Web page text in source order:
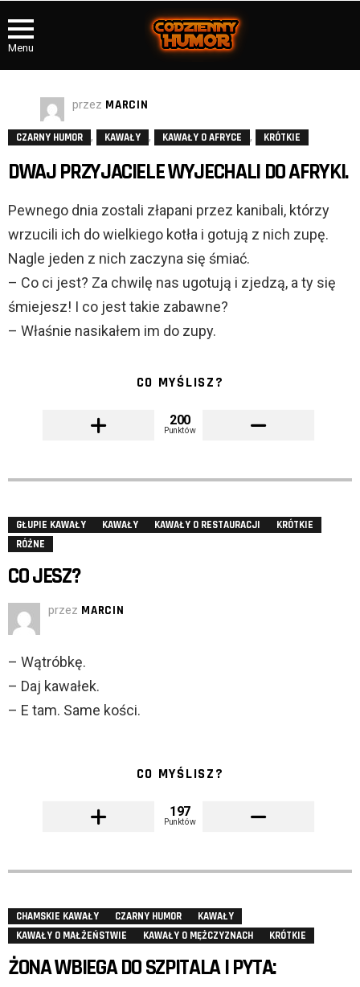
Menu
przez MARCIN
CZARNY HUMOR , KAWAŁY , KAWAŁY O AFRYCE , KRÓTKIE
DWAJ PRZYJACIELE WYJECHALI DO AFRYKI.
Pewnego dnia zostali złapani przez kanibali, którzy
wrzucili ich do wielkiego kotła i gotują z nich zupę.
Nagle jeden z nich zaczyna się śmiać.
– Co ci jest? Za chwilę nas ugotują i zjedzą, a ty się
śmiejesz! I co jest takie zabawne?
– Właśnie nasikałem im do zupy.
CO MYŚLISZ?
200
Punktów
GŁUPIE KAWAŁY KAWAŁY KAWAŁY O RESTAURACJI
KRÓTKIE
RÓŻNE
CO JESZ?
przez MARCIN
– Wątróbkę.
– Daj kawałek.
– E tam. Same kości.
CO MYŚLISZ?
197
Punktów
CHAMSKIE KAWAŁY CZARNY HUMOR
KAWAŁY
KAWAŁY O MAŁŻEŃSTWIE
KAWAŁY O MĘŻCZYZNACH KRÓTKIE
ŻONA WBIEGA DO SZPITALA I PYTA: